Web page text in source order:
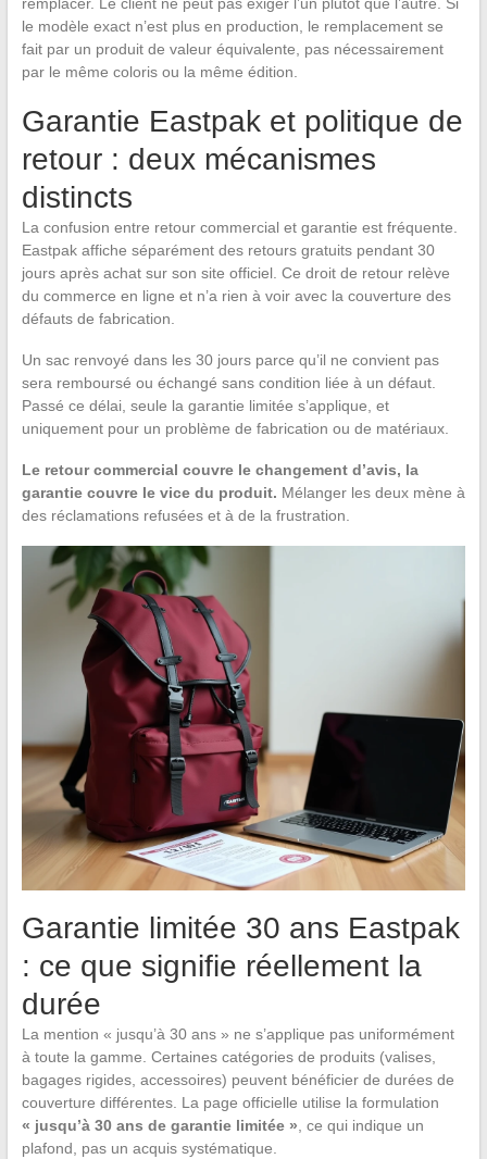
le modèle exact n’est plus en production, le remplacement se
fait par un produit de valeur équivalente, pas nécessairement
par le même coloris ou la même édition.
Garantie Eastpak et politique de
retour : deux mécanismes
distincts
La confusion entre retour commercial et garantie est fréquente.
Eastpak affiche séparément des retours gratuits pendant 30
jours après achat sur son site officiel. Ce droit de retour relève
du commerce en ligne et n’a rien à voir avec la couverture des
défauts de fabrication.
Un sac renvoyé dans les 30 jours parce qu’il ne convient pas
sera remboursé ou échangé sans condition liée à un défaut.
Passé ce délai, seule la garantie limitée s’applique, et
uniquement pour un problème de fabrication ou de matériaux.
Le retour commercial couvre le changement d’avis, la
garantie couvre le vice du produit. Mélanger les deux mène à
des réclamations refusées et à de la frustration.
Garantie limitée 30 ans Eastpak
: ce que signifie réellement la
durée
La mention « jusqu’à 30 ans » ne s’applique pas uniformément
à toute la gamme. Certaines catégories de produits (valises,
bagages rigides, accessoires) peuvent bénéficier de durées de
couverture différentes. La page officielle utilise la formulation
« jusqu’à 30 ans de garantie limitée », ce qui indique un
plafond, pas un acquis systématique.